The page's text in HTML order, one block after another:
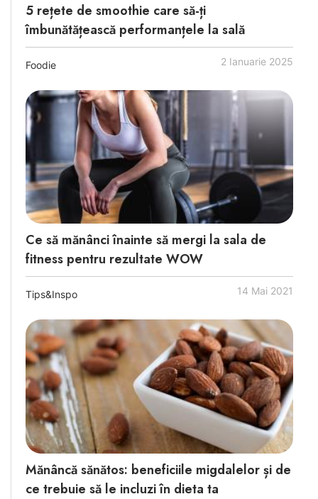
5 rețete de smoothie care să-ți
îmbunătățească performanțele la sală
Foodie 2 Ianuarie 2025
Ce să mănânci înainte să mergi la sala de
fitness pentru rezultate WOW
Tips&Inspo 14 Mai 2021
Mănâncă sănătos: beneficiile migdalelor și de
ce trebuie să le incluzi în dieta ta